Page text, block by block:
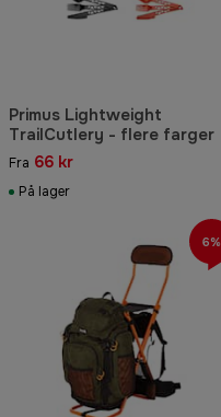
Primus Lightweight
TrailCutlery - flere farger
Fra 66 kr
På lager
6%